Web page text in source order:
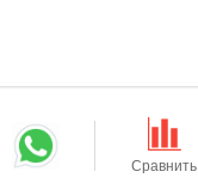
Сравнить